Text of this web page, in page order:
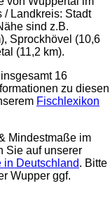
/ Landkreis: Stadt
sind z.B.
Sprockhövel (10,6
(11,2 km).
16
zu diesen
Fischlexikon
Mindestmaße im
Sie auf unserer
in Deutschland. Bitte
Wupper ggf.